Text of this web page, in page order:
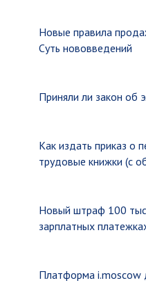
Новые правила
Суть нововведений
Приняли ли закон об
Как издать приказ о
трудовые книжки (с
Новый штраф 100
зарплатных
Платформа i.moscow